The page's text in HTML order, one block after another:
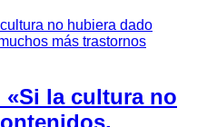
la cultura no